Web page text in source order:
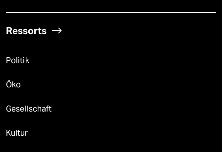
Ressorts
Politik
Öko
Gesellschaft
Kultur